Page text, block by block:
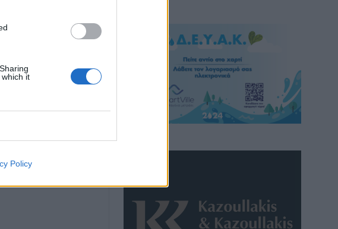
it
Policy
‘Mona Lisa’